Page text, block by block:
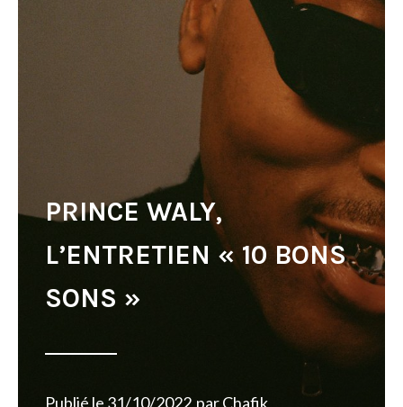
PRINCE WALY,
L’ENTRETIEN « 10 BONS
SONS »
Publié le 31/10/2022 parChafik